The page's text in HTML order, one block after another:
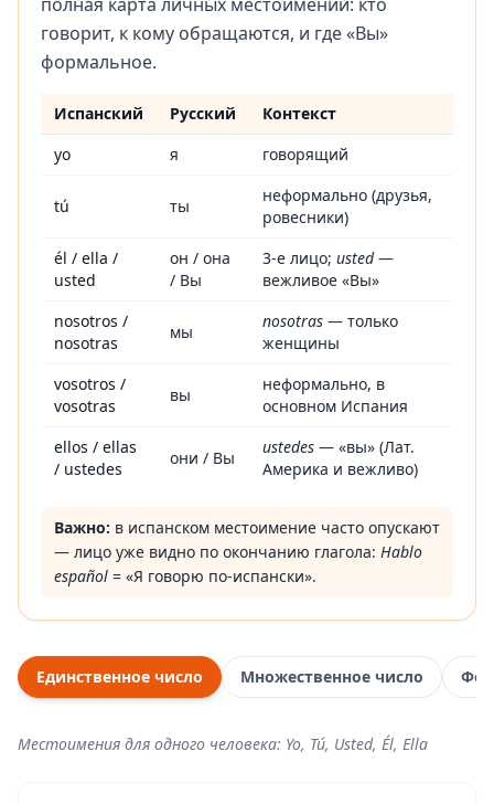
говорит, к кому обращаются, и где «Вы»
формальное.
Таблица испанских личных местоимений с русским
Испанский Русский
Контекст
yo
я говорящий
tú ты
неформально (друзья,
ровесники)
él / ella /
usted
он / она
/ Вы
3-е лицо; usted—
вежливое «Вы»
nosotros /
nosotras
мы
nosotras — только
женщины
vosotros /
vosotras
вы
неформально, в
основном Испания
ellos / ellas
/ ustedes
они / Вы
ustedes — «вы» (Лат.
Америка и вежливо)
Важно: в испанском местоимение часто опускают
— лицо уже видно по окончанию глагола: Hablo
español = «Я говорю по-испански».
Единственное число Множественное число
Местоимения для одного человека: Yo, Tú, Usted, Él, Ella